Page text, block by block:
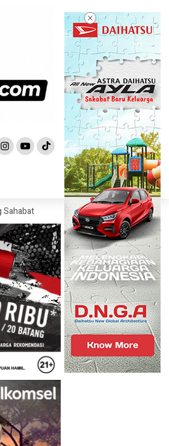
Ajaib Luncurkan Investasi Saham AS, Ajak